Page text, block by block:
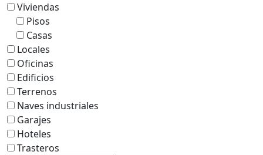
Viviendas
Pisos
Casas
Locales
Oficinas
Edificios
Terrenos
Naves industriales
Garajes
Hoteles
Trasteros